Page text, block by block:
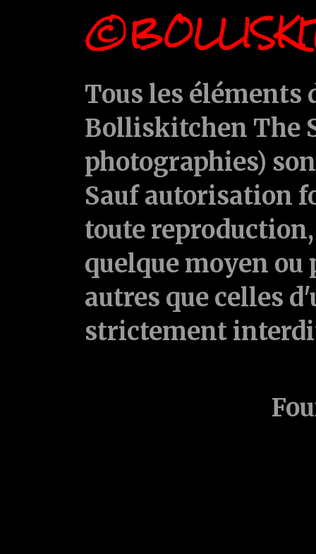
Tous les
Bolliskitchen The
photographies)
Sauf autorisation
toute
quelque moyen ou
autres que celles
strictement